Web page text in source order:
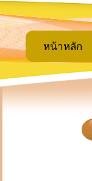
หน้าหลัก